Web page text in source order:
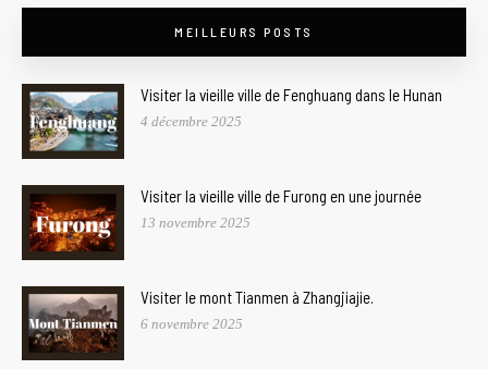
MEILLEURS POSTS
Visiter la vieille ville de Fenghuang dans le Hunan
4 décembre 2025
Visiter la vieille ville de Furong en une journée
13 novembre 2025
Visiter le mont Tianmen à Zhangjiajie.
6 novembre 2025